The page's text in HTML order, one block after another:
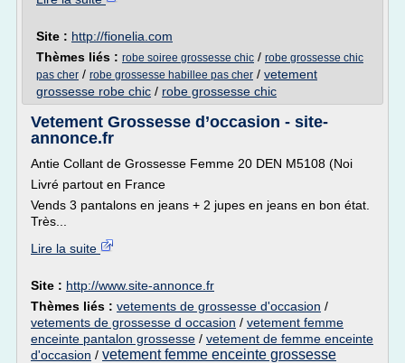
Site : http://fionelia.com
Thèmes liés : robe soiree grossesse chic / robe grossesse chic
pas cher / robe grossesse habillee pas cher / vetement
grossesse robe chic / robe grossesse chic
Vetement Grossesse d’occasion - site-
annonce.fr
Antie Collant de Grossesse Femme 20 DEN M5108 (Noi
Livré partout en France
Vends 3 pantalons en jeans + 2 jupes en jeans en bon état.
Très...
Lire la suite
Site : http://www.site-annonce.fr
Thèmes liés : vetements de grossesse d'occasion /
vetements de grossesse d occasion / vetement femme
enceinte pantalon grossesse / vetement de femme enceinte
d'occasion / vetement femme enceinte grossesse